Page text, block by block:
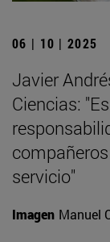
06 | 10 | 2025
Javier
Ciencias:
servicio"
Imagen Manuel